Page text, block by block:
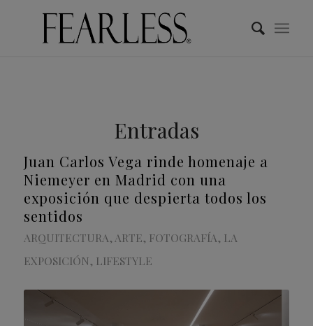
Entradas
Juan Carlos Vega rinde homenaje a
Niemeyer en Madrid con una
exposición que despierta todos los
sentidos
ARQUITECTURA, ARTE, FOTOGRAFÍA, LA
EXPOSICIÓN, LIFESTYLE